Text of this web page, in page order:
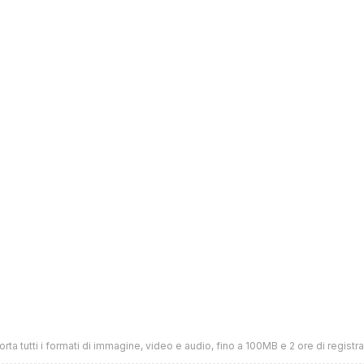
tutti i formati di immagine, video e audio, fino a 100MB e 2 ore di